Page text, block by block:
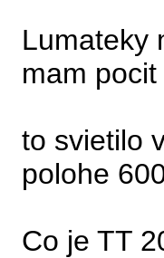
Lumateky
mam
to svietilo
polohe
Co je TT